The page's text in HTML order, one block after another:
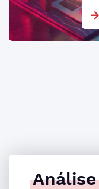
Análise